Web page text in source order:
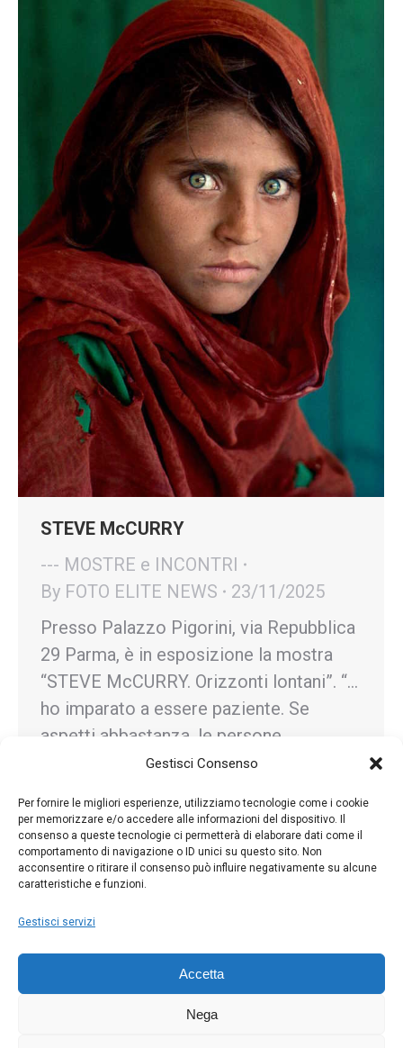
Gestisci Consenso
Per fornire le migliori esperienze, utilizziamo tecnologie come i cookie
per memorizzare e/o accedere alle informazioni del dispositivo. Il
consenso a queste tecnologie ci permetterà di elaborare dati come il
comportamento di navigazione o ID unici su questo sito. Non
acconsentire o ritirare il consenso può influire negativamente su alcune
caratteristiche e funzioni.
Gestisci servizi
Accetta
Nega
STEVE McCURRY
--- MOSTRE e INCONTRI
By FOTO ELITE NEWS
23/11/2025
Presso Palazzo Pigorini, via Repubblica
29 Parma, è in esposizione la mostra
“STEVE McCURRY. Orizzonti lontani”. “…
ho imparato a essere paziente. Se
aspetti abbastanza, le persone
dimenticano la macchina fotografica e la
te…” Oltre al celebre ritratto della
ragazza afghana, la mostra riunisce
immagini che raccontano sorrisi, silenzi,